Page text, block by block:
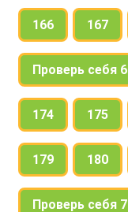
166 167
Проверь себя 6
174 175
179 180
Проверь себя 7